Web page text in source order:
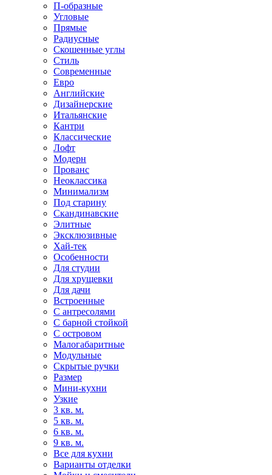
П-образные
Угловые
Прямые
Радиусные
Скошенные углы
Стиль
Современные
Евро
Английские
Дизайнерские
Итальянские
Кантри
Классические
Лофт
Модерн
Прованс
Неоклассика
Минимализм
Под старину
Скандинавские
Элитные
Эксклюзивные
Хай-тек
Особенности
Для студии
Для хрущевки
Для дачи
Встроенные
С антресолями
С барной стойкой
С островом
Малогабаритные
Модульные
Скрытые ручки
Размер
Мини-кухни
Узкие
3 кв. м.
5 кв. м.
6 кв. м.
9 кв. м.
Все для кухни
Варианты отделки